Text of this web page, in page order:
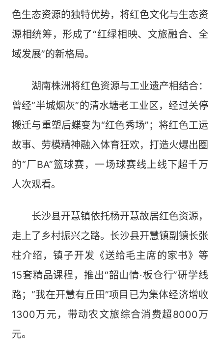
色生态资源的独特优势，将红色文化与生态资
源相统筹，形成了“红绿相映、文旅融合、全
域发展”的新格局。
湖南株洲将红色资源与工业遗产相结合：
曾经“半城烟灰”的清水塘老工业区，经过关停
搬迁与重塑后蝶变为“红色秀场”；将红色工运
故事、劳模精神融入体育狂欢，打造火爆出圈
的“厂BA”篮球赛，一场球赛线上线下超千万
人次观看。
长沙县开慧镇依托杨开慧故居红色资源，
走上了乡村振兴之路。长沙县开慧镇副镇长张
柱介绍，镇子开发《送给毛主席的家书》等
15套精品课程，推出“韶山情·板仓行”研学线
路；“我在开慧有丘田”项目已为集体经济增收
1300万元，带动农文旅综合消费超8000万
元。